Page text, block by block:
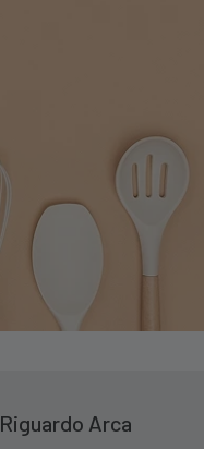
Riguardo Arca